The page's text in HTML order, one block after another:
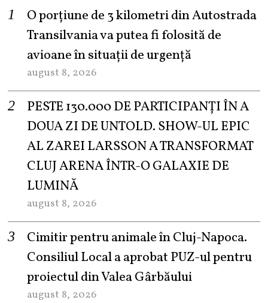
O porțiune de 3 kilometri din Autostrada
Transilvania va putea fi folosită de
avioane în situații de urgență
august 8, 2026
PESTE 130.000 DE PARTICIPANȚI ÎN A
DOUA ZI DE UNTOLD. SHOW-UL EPIC
AL ZAREI LARSSON A TRANSFORMAT
CLUJ ARENA ÎNTR-O GALAXIE DE
LUMINĂ
august 8, 2026
Cimitir pentru animale în Cluj-Napoca.
Consiliul Local a aprobat PUZ-ul pentru
proiectul din Valea Gârbăului
august 8, 2026